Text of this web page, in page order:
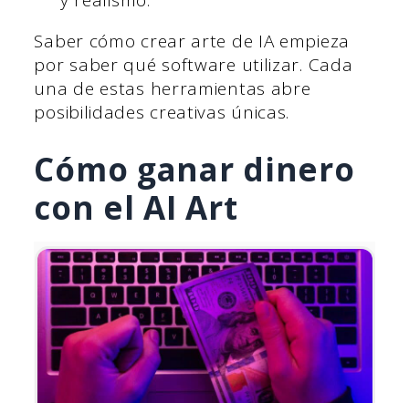
Saber cómo crear arte de IA empieza
por saber qué software utilizar. Cada
una de estas herramientas abre
posibilidades creativas únicas.
Cómo ganar dinero
con el AI Art